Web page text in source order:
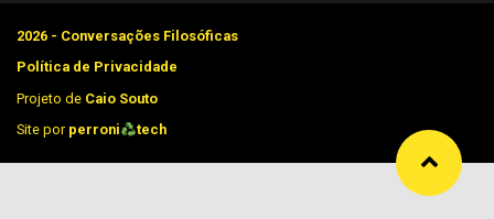
2026 - Conversações Filosóficas
Política de Privacidade
Projeto de Caio Souto
Site por perroni tech